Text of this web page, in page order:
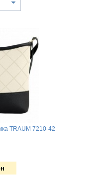
TRAUM 7210-42